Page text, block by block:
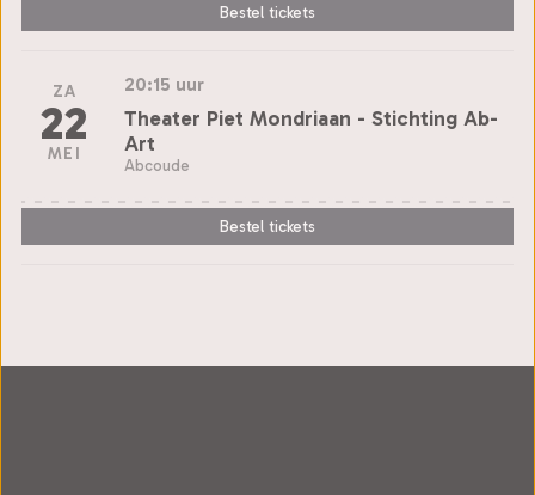
Bestel tickets
ZA
22
MEI
20:15 uur
Theater Piet Mondriaan - Stichting Ab-
Art
Abcoude
Bestel tickets